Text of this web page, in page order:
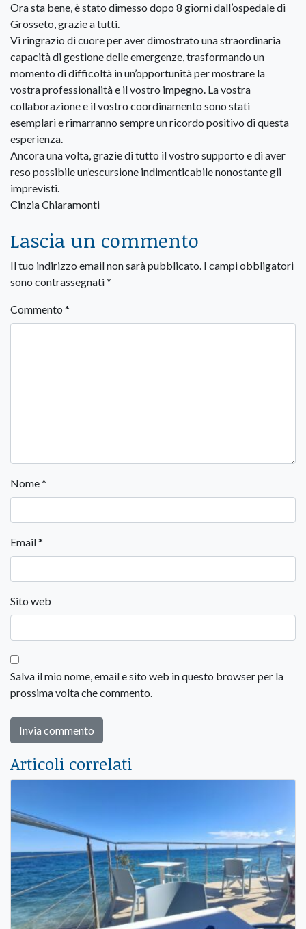
Ora sta bene, è stato dimesso dopo 8 giorni dall’ospedale di
Grosseto, grazie a tutti.
Vi ringrazio di cuore per aver dimostrato una straordinaria
capacità di gestione delle emergenze, trasformando un
momento di difficoltà in un’opportunità per mostrare la
vostra professionalità e il vostro impegno. La vostra
collaborazione e il vostro coordinamento sono stati
esemplari e rimarranno sempre un ricordo positivo di questa
esperienza.
Ancora una volta, grazie di tutto il vostro supporto e di aver
reso possibile un’escursione indimenticabile nonostante gli
imprevisti.
Cinzia Chiaramonti
Lascia un commento
Il tuo indirizzo email non sarà pubblicato. I campi obbligatori
sono contrassegnati*
Commento *
Nome*
Email*
Sito web
Salva il mio nome, email e sito web in questo browser per la
prossima volta che commento.
Articoli correlati